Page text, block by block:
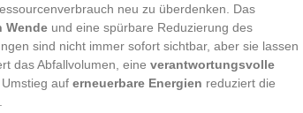
neu zu überdenken. Das
Wende und eine spürbare Reduzierung des
sind nicht immer sofort sichtbar, aber sie lassen
das Abfallvolumen, eine verantwortungsvolle
auf erneuerbare Energien reduziert die